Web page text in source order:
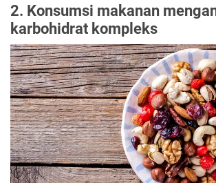
2. Konsumsi makanan
karbohidrat kompleks